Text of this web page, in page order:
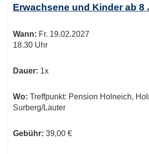
Erwachsene und Kinder ab 8
Wann: Fr. 19.02.2027
18.30 Uhr
Dauer: 1x
Wo: Treffpunkt: Pension Holneich,
Surberg/Lauter
Gebühr: 39,00 €